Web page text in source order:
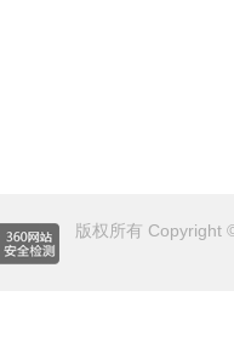
版权所有 Copyright